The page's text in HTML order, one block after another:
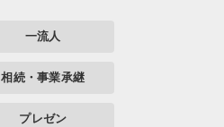
一流人
相続・事業承継
プレゼン